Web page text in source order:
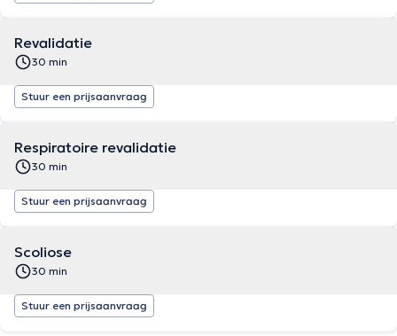
Revalidatie
30 min
Stuur een prijsaanvraag
Respiratoire revalidatie
30 min
Stuur een prijsaanvraag
Scoliose
30 min
Stuur een prijsaanvraag